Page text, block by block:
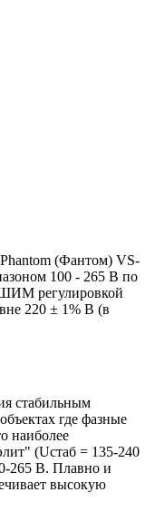
(Фантом) VS-
100 - 265 В по
регулировкой
220 ± 1% В (в
стабильным
где фазные
наиболее
(Uстаб = 135-240
265 В. Плавно и
высокую